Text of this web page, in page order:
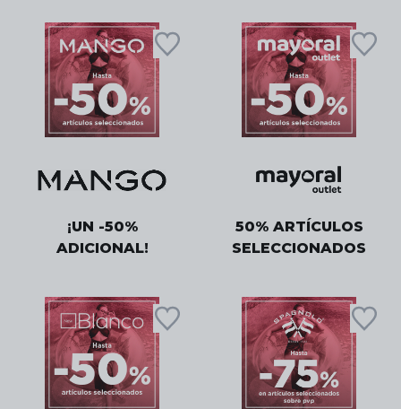
¡UN -50%
ADICIONAL!
50% ARTÍCULOS
SELECCIONADOS